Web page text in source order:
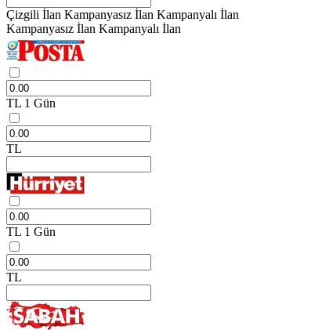
Çizgili İlan Kampanyasız İlan Kampanyalı İlan
Kampanyasız İlan Kampanyalı İlan
TL 1 Gün
TL
TL 1 Gün
TL